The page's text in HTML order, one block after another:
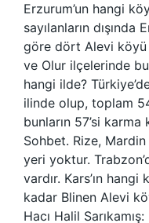
Erzurum’un hangi
sayılanların
göre dört Alevi köyü
ve Olur ilçelerinde
hangi ilde?
ilinde olup, toplam
bunların 57’si
Sohbet. Rize,
yeri yoktur.
vardır. Kars’ın
kadar Blinen Alevi
Hacı Halil Sarıkamış: